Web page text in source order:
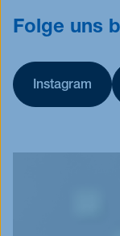
Folge uns
Instagram